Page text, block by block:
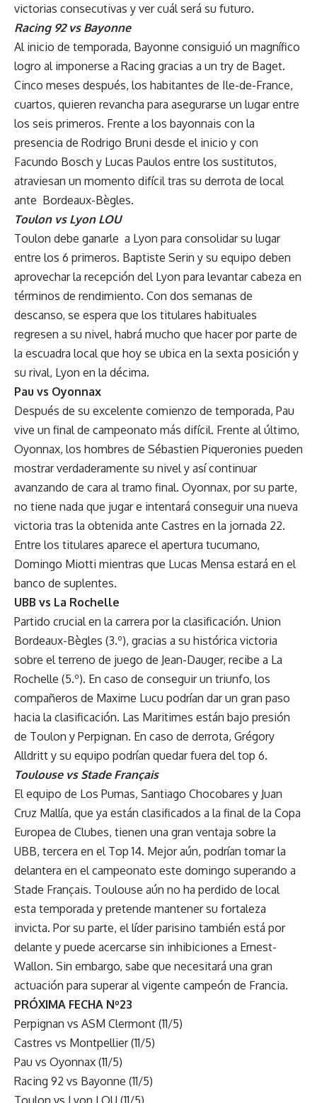
victorias consecutivas y ver cuál será su futuro.
Racing 92 vs Bayonne
Al inicio de temporada, Bayonne consiguió un magnífico
logro al imponerse a Racing gracias a un try de Baget.
Cinco meses después, los habitantes de Ile-de-France,
cuartos, quieren revancha para asegurarse un lugar entre
los seis primeros. Frente a los bayonnais con la
presencia de Rodrigo Bruni desde el inicio y con
Facundo Bosch y Lucas Paulos entre los sustitutos,
atraviesan un momento difícil tras su derrota de local
ante Bordeaux-Bègles.
Toulon vs Lyon LOU
Toulon debe ganarle a Lyon para consolidar su lugar
entre los 6 primeros. Baptiste Serin y su equipo deben
aprovechar la recepción del Lyon para levantar cabeza en
términos de rendimiento. Con dos semanas de
descanso, se espera que los titulares habituales
regresen a su nivel, habrá mucho que hacer por parte de
la escuadra local que hoy se ubica en la sexta posición y
su rival, Lyon en la décima.
Pau vs Oyonnax
Después de su excelente comienzo de temporada, Pau
vive un final de campeonato más difícil. Frente al último,
Oyonnax, los hombres de Sébastien Piqueronies pueden
mostrar verdaderamente su nivel y así continuar
avanzando de cara al tramo final. Oyonnax, por su parte,
no tiene nada que jugar e intentará conseguir una nueva
victoria tras la obtenida ante Castres en la jornada 22.
Entre los titulares aparece el apertura tucumano,
Domingo Miotti mientras que Lucas Mensa estará en el
banco de suplentes.
UBB vs La Rochelle
Partido crucial en la carrera por la clasificación. Union
Bordeaux-Bègles (3.º), gracias a su histórica victoria
sobre el terreno de juego de Jean-Dauger, recibe a La
Rochelle (5.º). En caso de conseguir un triunfo, los
compañeros de Maxime Lucu podrían dar un gran paso
hacia la clasificación. Las Maritimes están bajo presión
de Toulon y Perpignan. En caso de derrota, Grégory
Alldritt y su equipo podrían quedar fuera del top 6.
Toulouse vs Stade Français
El equipo de Los Pumas, Santiago Chocobares y Juan
Cruz Mallía, que ya están clasificados a la final de la Copa
Europea de Clubes, tienen una gran ventaja sobre la
UBB, tercera en el Top 14. Mejor aún, podrían tomar la
delantera en el campeonato este domingo superando a
Stade Français. Toulouse aún no ha perdido de local
esta temporada y pretende mantener su fortaleza
invicta. Por su parte, el líder parisino también está por
delante y puede acercarse sin inhibiciones a Ernest-
Wallon. Sin embargo, sabe que necesitará una gran
actuación para superar al vigente campeón de Francia.
PRÓXIMA FECHA Nº23
Perpignan vs ASM Clermont (11/5)
Castres vs Montpellier (11/5)
Pau vs Oyonnax (11/5)
Racing 92 vs Bayonne (11/5)
Toulon vs Lyon LOU (11/5)